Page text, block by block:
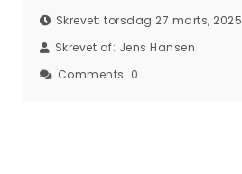
Skrevet: torsdag 27 marts, 2025
Skrevet af: Jens Hansen
Comments: 0